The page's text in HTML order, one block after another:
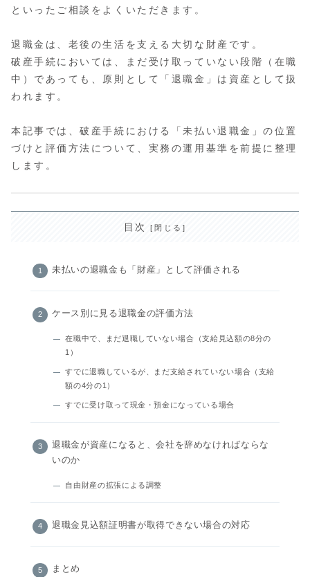
といったご相談をよくいただきます。
退職金は、老後の生活を支える大切な財産です。
破産手続においては、まだ受け取っていない段階（在職
中）であっても、原則として「退職金」は資産として扱
われます。
本記事では、破産手続における「未払い退職金」の位置
づけと評価方法について、実務の運用基準を前提に整理
します。
目次
未払いの退職金も「財産」として評価される
ケース別に見る退職金の評価方法
在職中で、まだ退職していない場合（支給見込額の8分の
1）
すでに退職しているが、まだ支給されていない場合（支給
額の4分の1）
すでに受け取って現金・預金になっている場合
退職金が資産になると、会社を辞めなければならな
いのか
自由財産の拡張による調整
退職金見込額証明書が取得できない場合の対応
まとめ